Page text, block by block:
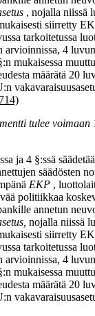
, nojalla niissä
siirretty
tarkoitetussa
arvioinnissa, 4
mukaisessa
määrätä 20
tulee voimaan
ja 4 §:ssä
säädösten
EKP ,
politiikkaa
annetun
nojalla niissä
siirretty
tarkoitetussa
arvioinnissa, 4
mukaisessa
määrätä 20